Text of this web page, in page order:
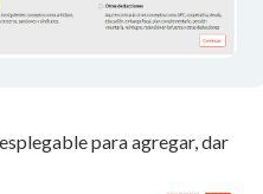
para agregar, dar